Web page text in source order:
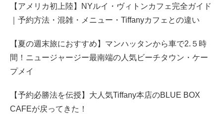
【アメリカ初上陸】NYルイ・ヴィトンカフェ完全ガイド
｜予約方法・混雑・メニュー・Tiffanyカフェとの違い
【夏の週末旅におすすめ】マンハッタンから車で2.５時
間！ニュージャージー最南端の人気ビーチタウン・ケー
プメイ
【予約必勝法を伝授】大人気Tiffany本店のBLUE BOX
CAFEが戻ってきた！